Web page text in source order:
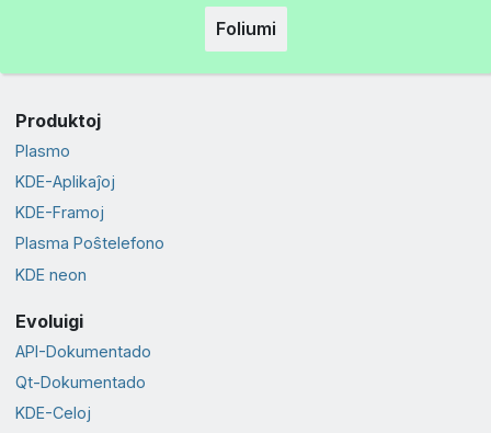
Foliumi
Produktoj
Plasmo
KDE-Aplikaĵoj
KDE-Framoj
Plasma Poŝtelefono
KDE neon
Evoluigi
API-Dokumentado
Qt-Dokumentado
KDE-Celoj